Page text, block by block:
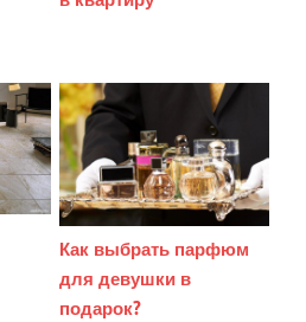
Как выбрать парфюм
для девушки в
подарок?